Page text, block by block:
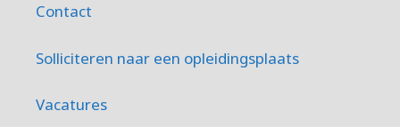
Contact
Solliciteren naar een opleidingsplaats
Vacatures